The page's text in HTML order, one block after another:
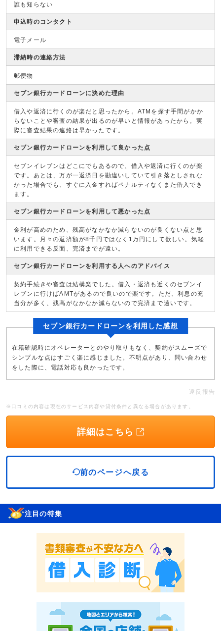
誰も知らない
申込時のコンタクト
電子メール
滞納時の連絡方法
郵便物
セブン銀行カードローンに決めた理由
借入や返済に行くのが楽だと思ったから。ATMを探す手間がかか
らないことや審査の結果が出るのが早いと情報があったから。実
際に審査結果の連絡は早かったです。
セブン銀行カードローンを利用して良かった点
セブンイレブンはどこにでもあるので、借入や返済に行くのが楽
です。あとは、万が一返済日を勘違いしていて引き落としされな
かった場合でも、すぐに入金すればペナルティなくまた借入でき
ます。
セブン銀行カードローンを利用して悪かった点
金利が高めのため、残高がなかなか減らないのが良くない点と思
います。月々の返済額が8千円ではなく1万円にして欲しい。気軽
に利用できる反面、完済までが遠い。
セブン銀行カードローンを利用する人へのアドバイス
契約手続きや審査は結構楽でした。借入・返済も近くのセブンイ
レブンに行けばAMTがあるので良いので楽です。ただ、利息の充
当分が多く、残高がなかなか減らないので完済まで遠いです。
セブン銀行カードローンを利用した感想
在籍確認時にオペレーターとのやり取りもなく、契約がスムーズで
シンプルな点はすごく楽に感じました。不明点があり、問い合わせ
をした際に、電話対応も良かったです。
違反報告
※口コミの内容は現在のサービス内容や貸付条件と異なる場合があります。
詳細はこちら
前のページへ戻る
注目の特集